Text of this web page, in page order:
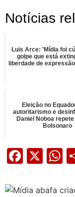
Notícias
Luis Arce: 'Mídia foi
golpe que está
liberdade de
Eleição no
autoritarismo e
Daniel Noboa
Bolsonaro
X